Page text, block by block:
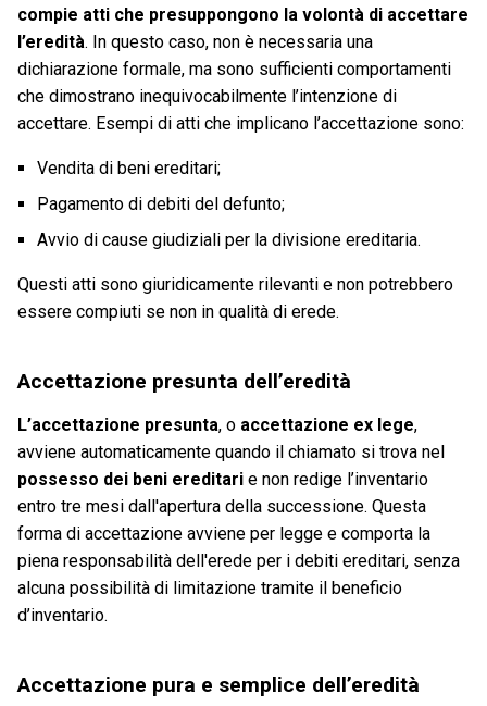
compie atti che presuppongono la volontà di accettare
l’eredità. In questo caso, non è necessaria una
dichiarazione formale, ma sono sufficienti comportamenti
che dimostrano inequivocabilmente l’intenzione di
accettare. Esempi di atti che implicano l’accettazione sono:
Vendita di beni ereditari;
Pagamento di debiti del defunto;
Avvio di cause giudiziali per la divisione ereditaria.
Questi atti sono giuridicamente rilevanti e non potrebbero
essere compiuti se non in qualità di erede.
Accettazione presunta dell’eredità
L’accettazione presunta, o accettazione ex lege,
avviene automaticamente quando il chiamato si trova nel
possesso dei beni ereditari e non redige l’inventario
entro tre mesi dall'apertura della successione. Questa
forma di accettazione avviene per legge e comporta la
piena responsabilità dell'erede per i debiti ereditari, senza
alcuna possibilità di limitazione tramite il beneficio
d’inventario.
Accettazione pura e semplice dell’eredità